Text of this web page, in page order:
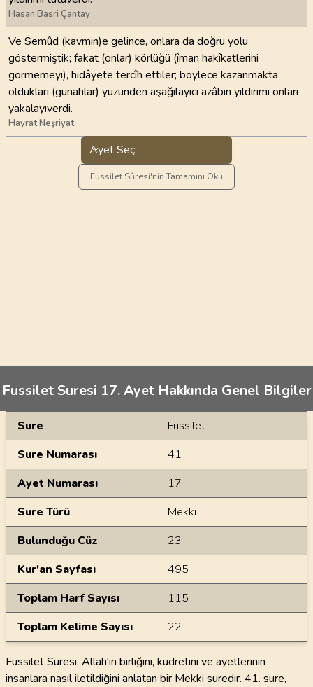
Hasan Basri Çantay
Ve Semûd (kavmin)e gelince, onlara da doğru yolu
göstermiştik; fakat (onlar) körlüğü (îman hakîkatlerini
görmemeyi), hidâyete tercîh ettiler; böylece kazanmakta
oldukları (günahlar) yüzünden aşağılayıcı azâbın yıldırımı onları
yakalayıverdi.
Hayrat Neşriyat
Ayet Seç
Fussilet Sûresi'nin Tamamını Oku
Fussilet Suresi 17. Ayet Hakkında Genel Bilgiler
Genel Bilgiler
Sure
Fussilet
Sure Numarası
41
Ayet Numarası
17
Sure Türü
Mekki
Bulunduğu Cüz
23
Kur'an Sayfası
495
Toplam Harf Sayısı
115
Toplam Kelime Sayısı
22
Fussilet Suresi, Allah'ın birliğini, kudretini ve ayetlerinin
insanlara nasıl iletildiğini anlatan bir Mekki suredir. 41. sure,